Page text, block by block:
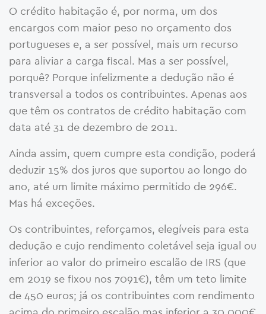
O crédito habitação é, por norma, um dos
encargos com maior peso no orçamento dos
portugueses e, a ser possível, mais um recurso
para aliviar a carga fiscal. Mas a ser possível,
porquê? Porque infelizmente a dedução não é
transversal a todos os contribuintes. Apenas aos
que têm os contratos de crédito habitação com
data até 31 de dezembro de 2011.
Ainda assim, quem cumpre esta condição, poderá
deduzir 15% dos juros que suportou ao longo do
ano, até um limite máximo permitido de 296€.
Mas há exceções.
Os contribuintes, reforçamos, elegíveis para esta
dedução e cujo rendimento coletável seja igual ou
inferior ao valor do primeiro escalão de IRS (que
em 2019 se fixou nos 7091€), têm um teto limite
de 450 euros; já os contribuintes com rendimento